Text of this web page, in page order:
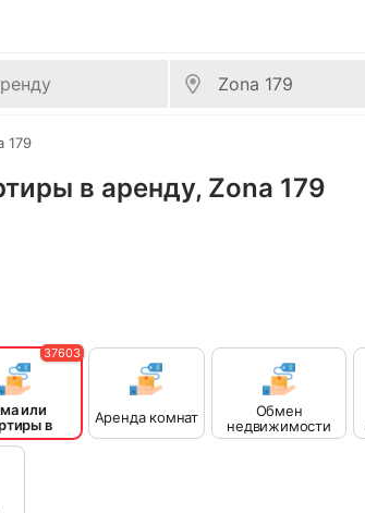
179
в аренду, Zona 179
или
в
37603
Аренда комнат
Обмен
недвижимости